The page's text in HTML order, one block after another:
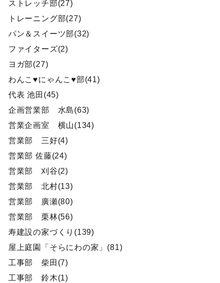
ストレッチ部(27)
トレーニング部(27)
パン＆スイーツ部(32)
ファイターズ(2)
ヨガ部(27)
わんこ♥にゃんこ♥部(41)
代表 池田(45)
企画営業部 水島(63)
営業企画室 横山(134)
営業部 三好(4)
営業部 佐藤(24)
営業部 刈谷(2)
営業部 北村(13)
営業部 廣瀬(80)
営業部 栗林(56)
寿建設の家づくり(139)
屋上庭園「そらにわの家」(81)
工事部 柴田(7)
工事部 鈴木(1)